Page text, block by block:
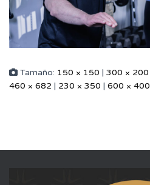
Tamaño: 150 × 150 | 300 × 200
460 × 682 | 230 × 350 | 600 × 400